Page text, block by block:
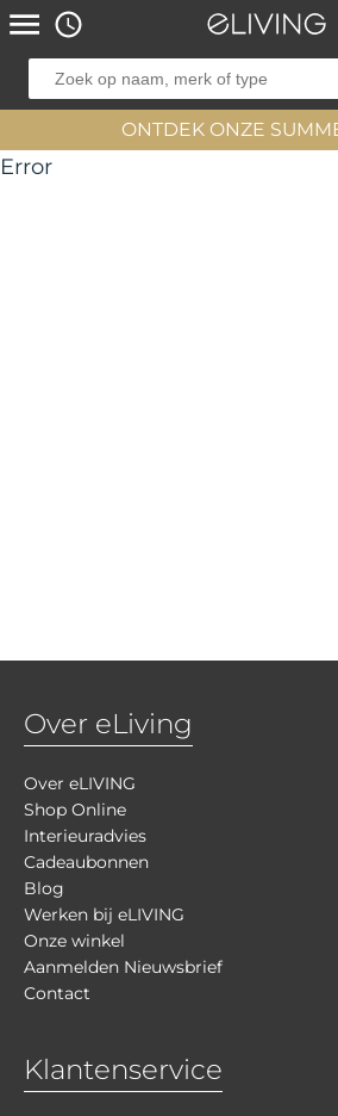
ONTDEK ONZE
Error
Over eLiving
Over eLIVING
Shop Online
Interieuradvies
Cadeaubonnen
Blog
Werken bij eLIVING
Onze winkel
Aanmelden Nieuwsbrief
Contact
Klantenservice